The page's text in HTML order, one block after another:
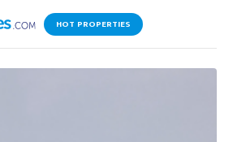
HOT PROPERTIES